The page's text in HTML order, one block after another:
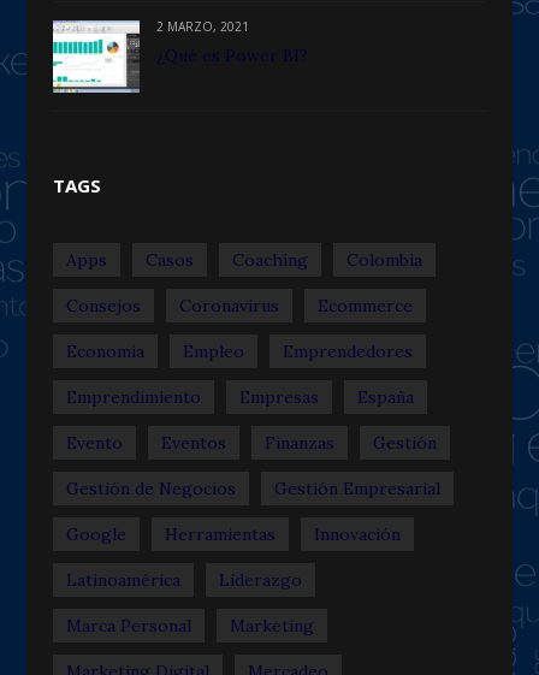
2 MARZO, 2021
¿Qué es Power BI?
TAGS
Apps Casos Coaching Colombia
Consejos Coronavirus Ecommerce
Economía Empleo Emprendedores
Emprendimiento Empresas España
Evento Eventos Finanzas Gestión
Gestión de Negocios Gestión Empresarial
Google Herramientas Innovación
Latinoamérica Liderazgo
Marca Personal Marketing